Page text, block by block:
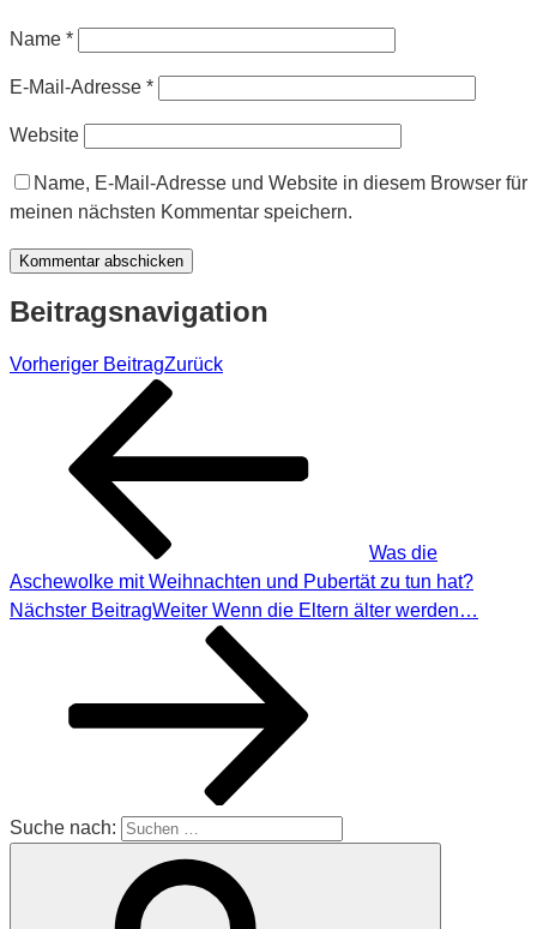
Name *
E-Mail-Adresse *
Website
Name, E-Mail-Adresse und Website in diesem Browser für
meinen nächsten Kommentar speichern.
Beitragsnavigation
Vorheriger BeitragZurück
Was die
Aschewolke mit Weihnachten und Pubertät zu tun hat?
Nächster BeitragWeiter Wenn die Eltern älter werden…
Suche nach: